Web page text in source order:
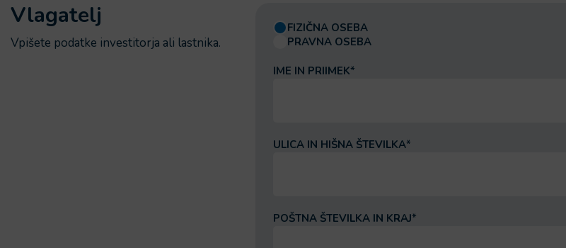
Vlagatelj
Vpišete podatke investitorja ali lastnika.
FIZIČNA OSEBA
PRAVNA OSEBA
IME IN PRIIMEK*
ULICA IN HIŠNA ŠTEVILKA*
POŠTNA ŠTEVILKA IN KRAJ*